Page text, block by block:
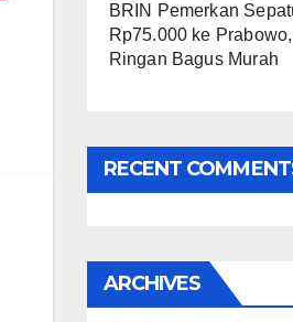
BRIN Pemerkan
Rp75.000 ke
Ringan Bagus Murah
RECENT
ARCHIVES